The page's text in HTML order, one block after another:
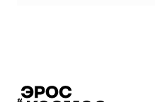
Эрос и Космос